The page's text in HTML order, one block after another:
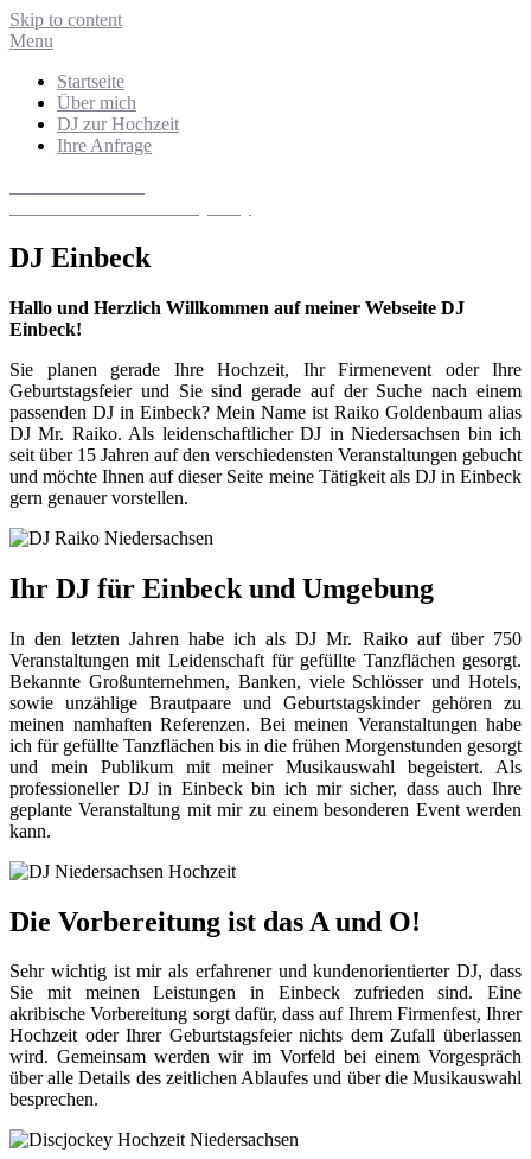
Skip to content
Menu
Startseite
Über mich
DJ zur Hochzeit
Ihre Anfrage
DJ Einbeck
Hallo und Herzlich Willkommen auf meiner Webseite DJ
Einbeck!
Sie planen gerade Ihre Hochzeit, Ihr Firmenevent oder Ihre
Geburtstagsfeier und Sie sind gerade auf der Suche nach einem
passenden DJ in Einbeck? Mein Name ist Raiko Goldenbaum alias
DJ Mr. Raiko. Als leidenschaftlicher DJ in Niedersachsen bin ich
seit über 15 Jahren auf den verschiedensten Veranstaltungen gebucht
und möchte Ihnen auf dieser Seite meine Tätigkeit als DJ in Einbeck
gern genauer vorstellen.
Ihr DJ für Einbeck und Umgebung
In den letzten Jahren habe ich als DJ Mr. Raiko auf über 750
Veranstaltungen mit Leidenschaft für gefüllte Tanzflächen gesorgt.
Bekannte Großunternehmen, Banken, viele Schlösser und Hotels,
sowie unzählige Brautpaare und Geburtstagskinder gehören zu
meinen namhaften Referenzen. Bei meinen Veranstaltungen habe
ich für gefüllte Tanzflächen bis in die frühen Morgenstunden gesorgt
und mein Publikum mit meiner Musikauswahl begeistert. Als
professioneller DJ in Einbeck bin ich mir sicher, dass auch Ihre
geplante Veranstaltung mit mir zu einem besonderen Event werden
kann.
Die Vorbereitung ist das A und O!
Sehr wichtig ist mir als erfahrener und kundenorientierter DJ, dass
Sie mit meinen Leistungen in Einbeck zufrieden sind. Eine
akribische Vorbereitung sorgt dafür, dass auf Ihrem Firmenfest, Ihrer
Hochzeit oder Ihrer Geburtstagsfeier nichts dem Zufall überlassen
wird. Gemeinsam werden wir im Vorfeld bei einem Vorgespräch
über alle Details des zeitlichen Ablaufes und über die Musikauswahl
besprechen.